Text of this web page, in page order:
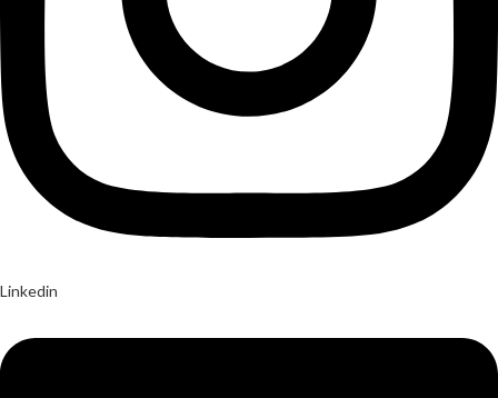
Linkedin